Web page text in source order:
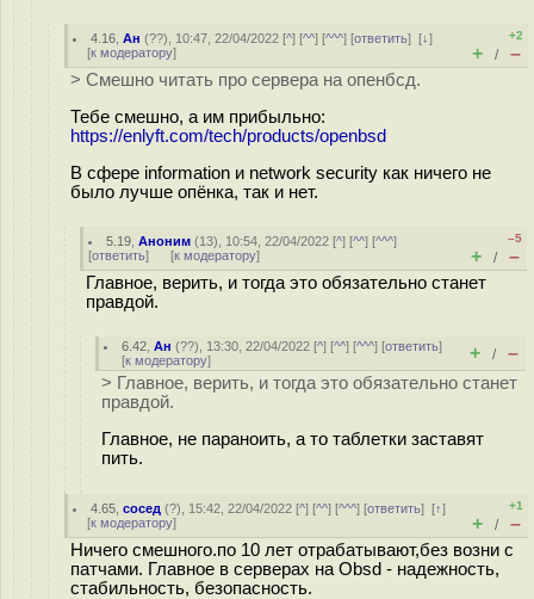
4.16 ,Ан (??), 10:47, 22/04/2022 [^] [^^] [^^^] [ответить][↓]
[к модератору]
+2
+ / –
> Смешно читать про сервера на опенбсд.
Тебе смешно, а им прибыльно:
https://enlyft.com/tech/products/openbsd
В сфере information и network security как ничего не
было лучше опёнка, так и нет.
5.19 ,Аноним (13), 10:54, 22/04/2022 [^] [^^] [^^^]
[ответить] [к модератору]
–5
+ / –
Главное, верить, и тогда это обязательно станет
правдой.
6.42 ,Ан (??), 13:30, 22/04/2022 [^] [^^] [^^^] [ответить]
[к модератору] + / –
> Главное, верить, и тогда это обязательно станет
правдой.
Главное, не параноить, а то таблетки заставят
пить.
4.65 ,сосед (?), 15:42, 22/04/2022 [^] [^^] [^^^] [ответить][↑]
[к модератору]
+1
+ / –
Ничего смешного.по 10 лет отрабатывают,без возни с
патчами. Главное в серверах на Obsd - надежность,
стабильность, безопасность.